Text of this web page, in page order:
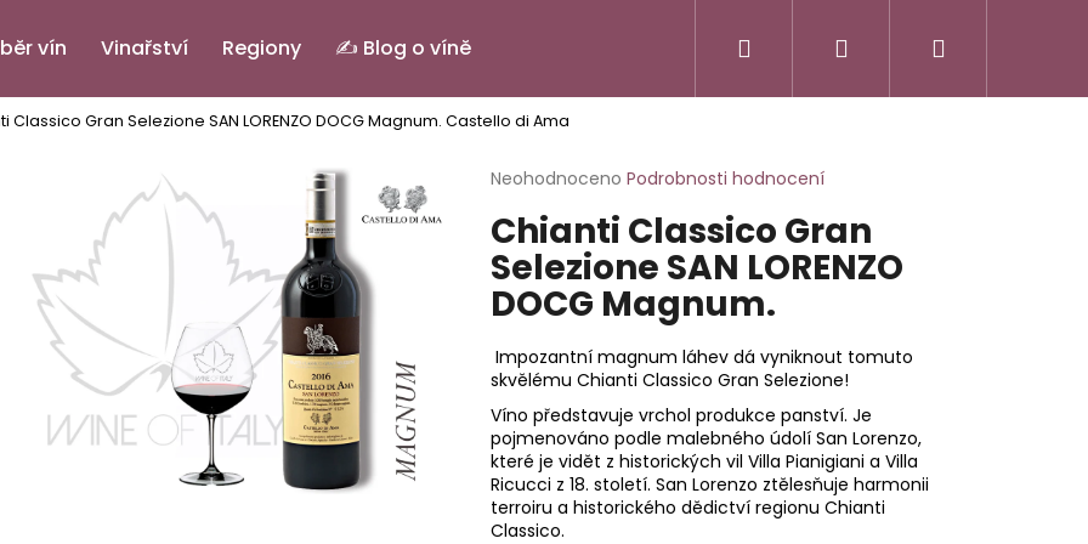
vín Vinařství Regiony ✍️ Blog o víně Přihlášení
Classico Gran Selezione SAN LORENZO DOCG Magnum. Castello di Ama
Průměrné
produktu
je
0,0
z
5
Neohodnoceno Podrobnosti hodnocení
Chianti Classico Gran
Selezione SAN LORENZO
DOCG Magnum.
Impozantní magnum láhev dá vyniknout tomuto
skvělému Chianti Classico Gran Selezione!
Víno představuje vrchol produkce panství. Je
pojmenováno podle malebného údolí San Lorenzo,
které je vidět z historických vil Villa Pianigiani a Villa
Ricucci z 18. století. San Lorenzo ztělesňuje harmonii
terroiru a historického dědictví regionu Chianti
Classico.
Co potřebujete najít?
HLEDAT
Doporučujeme
IL BASTARDO ROSSO ITALIANO